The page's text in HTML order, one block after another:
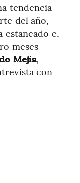
tendencia
del año,
estancado e,
meses
Mejía,
con